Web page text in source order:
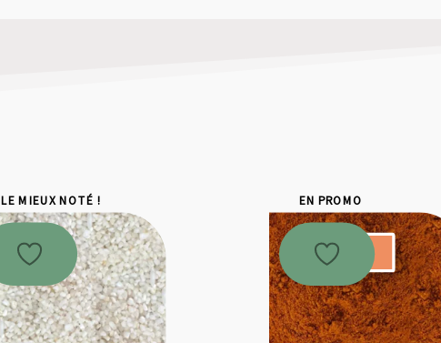
LE MIEUX NOTÉ ! EN PROMO
Promo !